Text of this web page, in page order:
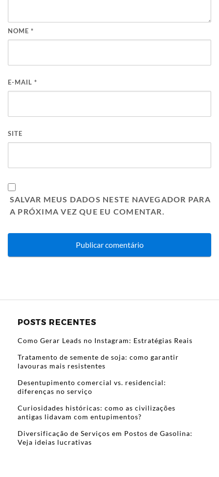
NOME *
E-MAIL *
SITE
SALVAR MEUS DADOS NESTE NAVEGADOR PARA
A PRÓXIMA VEZ QUE EU COMENTAR.
POSTS RECENTES
Como Gerar Leads no Instagram: Estratégias Reais
Tratamento de semente de soja: como garantir
lavouras mais resistentes
Desentupimento comercial vs. residencial:
diferenças no serviço
Curiosidades históricas: como as civilizações
antigas lidavam com entupimentos?
Diversificação de Serviços em Postos de Gasolina:
Veja ideias lucrativas